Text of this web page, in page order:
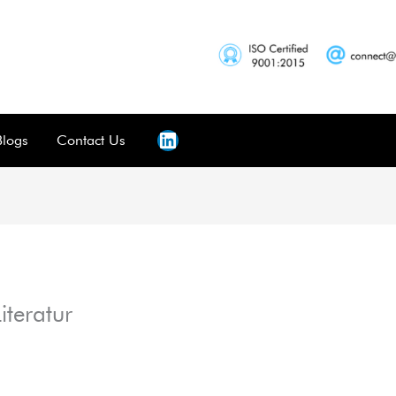
Contact Us